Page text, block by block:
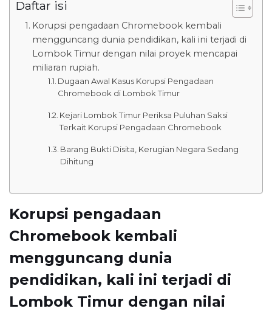
Daftar isi
Korupsi pengadaan Chromebook kembali
mengguncang dunia pendidikan, kali ini terjadi di
Lombok Timur dengan nilai proyek mencapai
miliaran rupiah.
Dugaan Awal Kasus Korupsi Pengadaan
Chromebook di Lombok Timur
Kejari Lombok Timur Periksa Puluhan Saksi
Terkait Korupsi Pengadaan Chromebook
Barang Bukti Disita, Kerugian Negara Sedang
Dihitung
Korupsi pengadaan
Chromebook kembali
mengguncang dunia
pendidikan, kali ini terjadi di
Lombok Timur dengan nilai